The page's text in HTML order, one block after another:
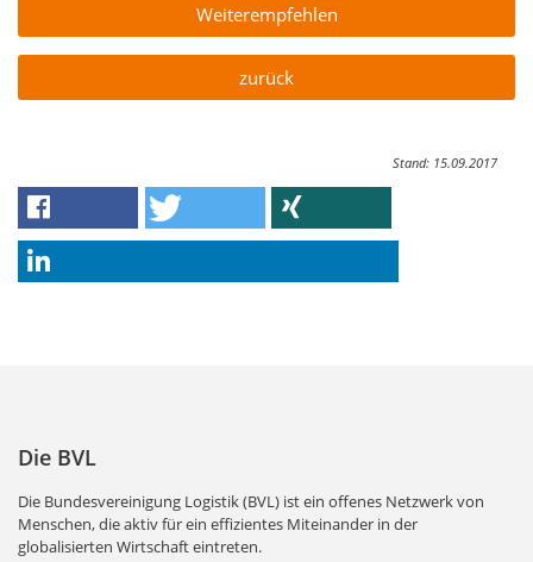
Weiterempfehlen
zurück
Stand: 15.09.2017
Die BVL
Die Bundesvereinigung Logistik (BVL) ist ein offenes Netzwerk von
Menschen, die aktiv für ein effizientes Miteinander in der
globalisierten Wirtschaft eintreten.